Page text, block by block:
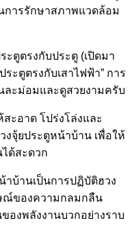
การรักษาสภาพแวดล้อม
ตูตรงกับประตู (เปิดมา
ะตูตรงกับเสาไฟฟ้า” การ
ะม่อมและดูสวยงามครับ
ะอาด โปร่งโล่งและ
จุ้ยประตูหน้าบ้าน เพื่อให้
ด้สะดวก
บ้านเป็นการปฏิบัติฮวง
ณ์ของความกลมกลืน
องพลังงานบวกอย่างราบ